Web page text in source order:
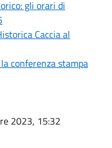
gli orari di
Caccia al
conferenza stampa
2023, 15:32